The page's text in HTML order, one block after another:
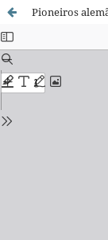
Pioneiros